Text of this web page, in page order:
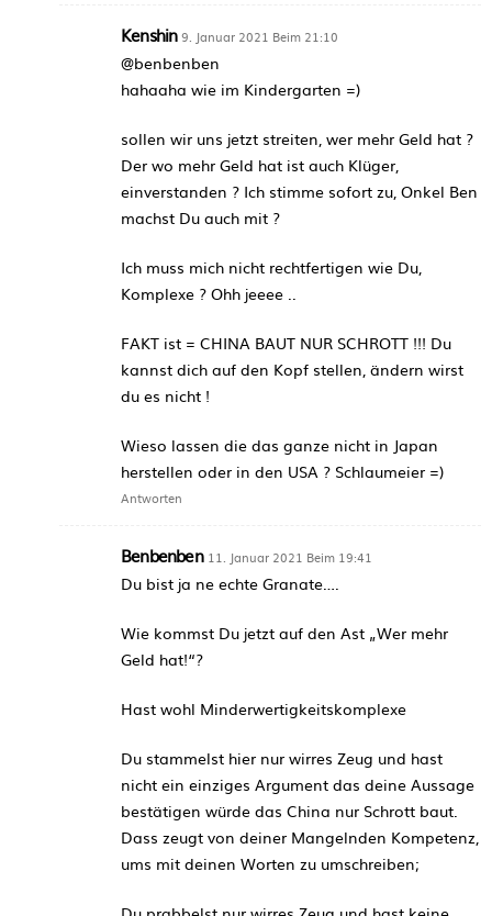
Kenshin 9. Januar 2021 Beim 21:10
@benbenben
hahaaha wie im Kindergarten =)
sollen wir uns jetzt streiten, wer mehr Geld hat ?
Der wo mehr Geld hat ist auch Klüger,
einverstanden ? Ich stimme sofort zu, Onkel Ben
machst Du auch mit ?
Ich muss mich nicht rechtfertigen wie Du,
Komplexe ? Ohh jeeee ..
FAKT ist = CHINA BAUT NUR SCHROTT !!! Du
kannst dich auf den Kopf stellen, ändern wirst
du es nicht !
Wieso lassen die das ganze nicht in Japan
herstellen oder in den USA ? Schlaumeier =)
Antworten
Benbenben 11. Januar 2021 Beim 19:41
Du bist ja ne echte Granate….
Wie kommst Du jetzt auf den Ast „Wer mehr
Geld hat!“?
Hast wohl Minderwertigkeitskomplexe
Du stammelst hier nur wirres Zeug und hast
nicht ein einziges Argument das deine Aussage
bestätigen würde das China nur Schrott baut.
Dass zeugt von deiner Mangelnden Kompetenz,
ums mit deinen Worten zu umschreiben;